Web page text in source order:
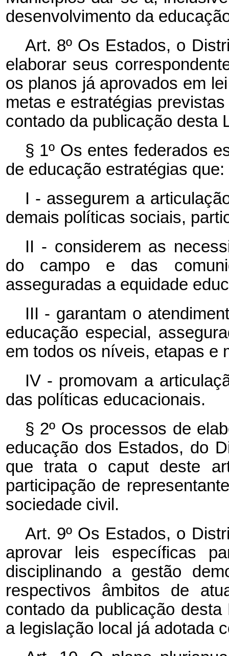
desenvolvimento da
Art. 8º Os Estados, o
elaborar seus
os planos já aprovados em
metas e estratégias
contado da publicação desta
§ 1º Os entes federados
de educação estratégias que:
I - assegurem a
demais políticas sociais,
II - considerem as
do campo e das
asseguradas a equidade
III - garantam o
educação especial,
em todos os níveis, etapas e
IV - promovam a
das políticas educacionais.
§ 2º Os processos de
educação dos Estados, do
que trata o caput deste
participação de
sociedade civil.
Art. 9º Os Estados, o
aprovar leis específicas
disciplinando a gestão
respectivos âmbitos de
contado da publicação
a legislação local já adotada